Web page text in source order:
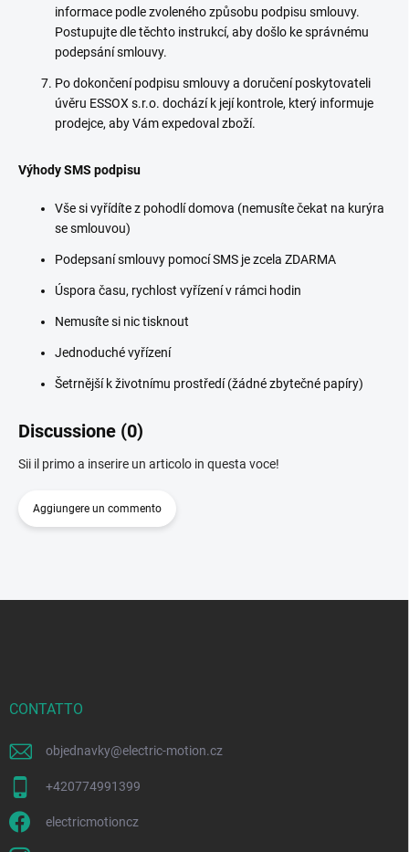
informace podle zvoleného způsobu podpisu smlouvy.
Postupujte dle těchto instrukcí, aby došlo ke správnému
podepsání smlouvy.
Po dokončení podpisu smlouvy a doručení poskytovateli
úvěru ESSOX s.r.o. dochází k její kontrole, který informuje
prodejce, aby Vám expedoval zboží.
Výhody SMS podpisu
Vše si vyřídíte z pohodlí domova (nemusíte čekat na kurýra
se smlouvou)
Podepsaní smlouvy pomocí SMS je zcela ZDARMA
Úspora času, rychlost vyřízení v rámci hodin
Nemusíte si nic tisknout
Jednoduché vyřízení
Šetrnější k životnímu prostředí (žádné zbytečné papíry)
Discussione (0)
Sii il primo a inserire un articolo in questa voce!
Aggiungere un commento
CONTATTO
objednavky@electric-motion.cz
+420774991399
electricmotioncz